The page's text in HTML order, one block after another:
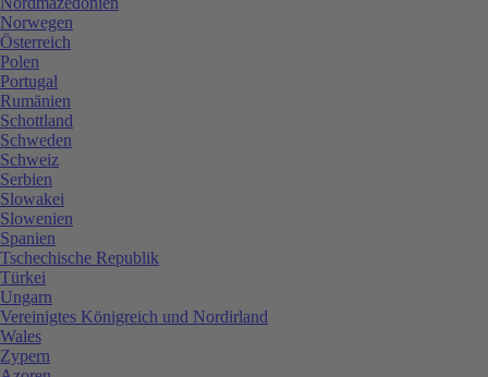
Norwegen
Österreich
Polen
Portugal
Rumänien
Schottland
Schweden
Schweiz
Serbien
Slowakei
Slowenien
Spanien
Tschechische Republik
Türkei
Ungarn
Vereinigtes Königreich und Nordirland
Wales
Zypern